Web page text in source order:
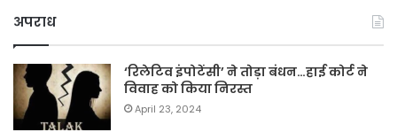
अपराध
‘रिलेटिव इंपोटेंसी’ ने तोड़ा बंधन…हाई कोर्ट ने
विवाह को किया निरस्त
April 23, 2024